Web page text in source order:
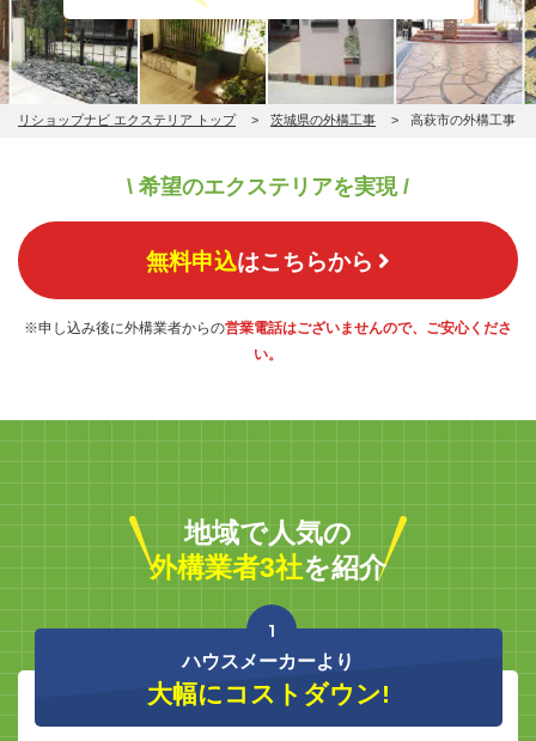
リショップナビ エクステリア トップ 茨城県の外構工事 高萩市の外構工事
\ 希望のエクステリアを実現 /
無料申込はこちらから
※申し込み後に外構業者からの営業電話はございませんので、ご安心くださ
い。
地域で人気の
外構業者3社を紹介
1
ハウスメーカーより
大幅にコストダウン!